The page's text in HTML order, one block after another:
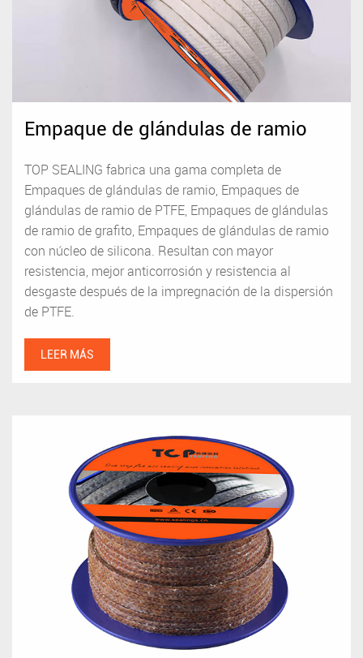
Empaque de glándulas de ramio
TOP SEALING fabrica una gama completa de
Empaques de glándulas de ramio, Empaques de
glándulas de ramio de PTFE, Empaques de glándulas
de ramio de grafito, Empaques de glándulas de ramio
con núcleo de silicona. Resultan con mayor
resistencia, mejor anticorrosión y resistencia al
desgaste después de la impregnación de la dispersión
de PTFE.
LEER MÁS